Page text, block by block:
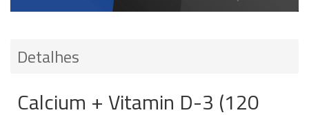
Detalhes
Calcium + Vitamin D-3 (120